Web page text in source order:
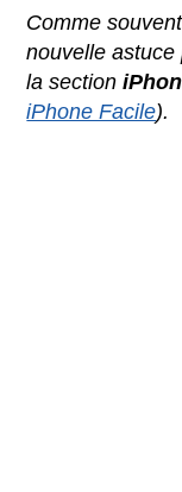
Comme
nouvelle
la section
iPhone Facile).